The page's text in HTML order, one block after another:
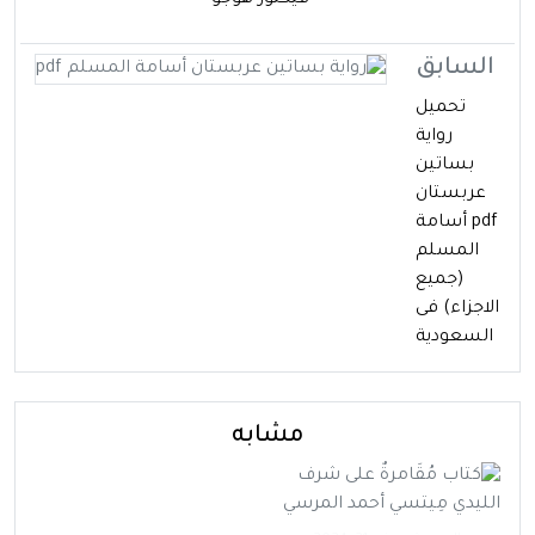
السابق
تحميل
رواية
بساتين
عربستان
pdf أسامة
المسلم
(جميع
الاجزاء) فى
السعودية
مشابه